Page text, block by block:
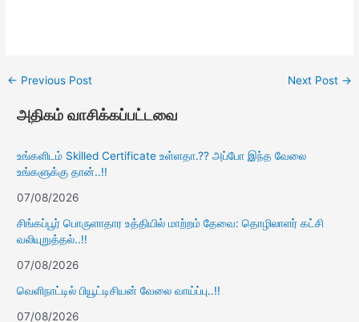
← Previous Post Next Post →
அதிகம் வாசிக்கப்பட்டவை
உங்களிடம் Skilled Certificate உள்ளதா.?? அப்போ இந்த வேலை
உங்களுக்கு தான்..!!
07/08/2026
சிங்கப்பூர் பொருளாதார உத்தியில் மாற்றம் தேவை: தொழிலாளர் கட்சி
வலியுறுத்தல்..!!
07/08/2026
வெளிநாட்டில் பியூட்டிசியன் வேலை வாய்ப்பு..!!
07/08/2026